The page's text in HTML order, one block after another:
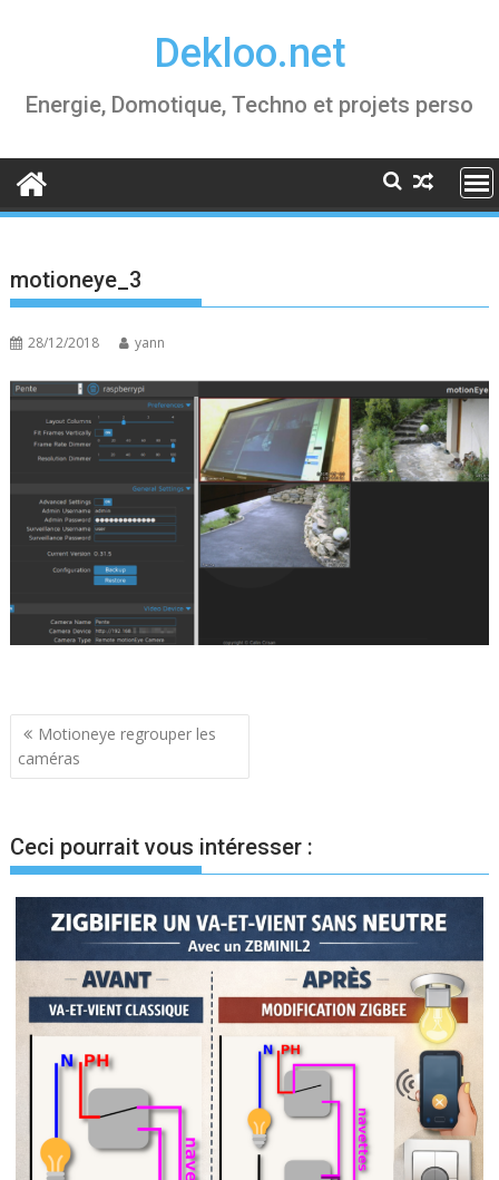
Dekloo.net
Energie, Domotique, Techno et projets perso
motioneye_3
28/12/2018 yann
Navigation
de
Motioneye regrouper les
caméras
Ceci pourrait vous intéresser :